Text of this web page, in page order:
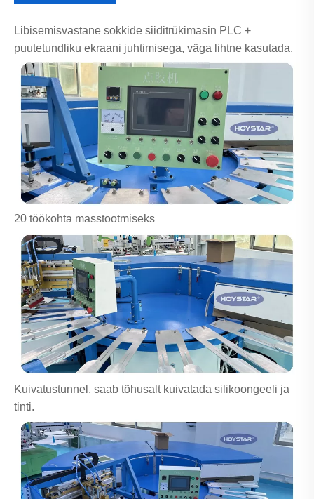
Libisemisvastane sokkide siiditrükimasin PLC +
puutetundliku ekraani juhtimisega, väga lihtne kasutada.
20 töökohta masstootmiseks
Kuivatustunnel, saab tõhusalt kuivatada silikoongeeli ja
tinti.